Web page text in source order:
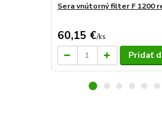
Sera vnútorný filter F 1200
60,15 €/ks
Pridať